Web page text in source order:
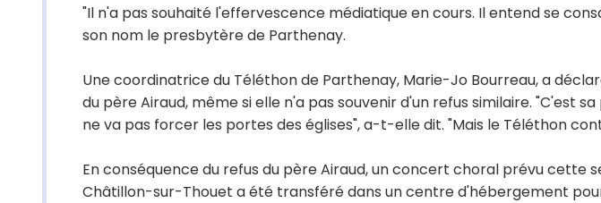
"Il n'a pas souhaité l'effervescence médiatique en cours. Il entend se
son nom le presbytère de Parthenay.
Une coordinatrice du Téléthon de Parthenay, Marie-Jo Bourreau, a
du père Airaud, même si elle n'a pas souvenir d'un refus similaire. "C'est
ne va pas forcer les portes des églises", a-t-elle dit. "Mais le Téléthon
En conséquence du refus du père Airaud, un concert choral prévu cette
Châtillon-sur-Thouet a été transféré dans un centre d'hébergement